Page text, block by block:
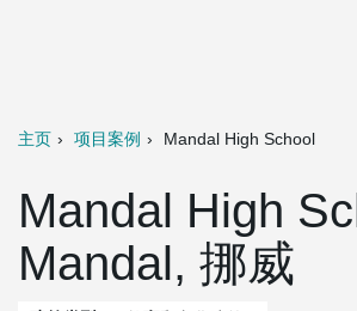
主页 项目案例 Mandal High School
Mandal High
Mandal, 挪威